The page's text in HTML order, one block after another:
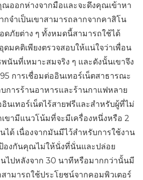
ออกห่างจากมือและจะดึงคุณเข้าหา
กจำเป็นเขาสามารถลากจากคาสิโน
ดภัยต่าง ๆ ทั้งหมดนี้สามารถใช้ได้
ดมคติเพียงตรวจสอบให้แน่ใจว่าเพื่อน
นที่เหมาะสมจริง ๆ และดังนั้นเขาจึง
การเชื่อมต่ออินเทอร์เน็ตสาธารณะ
การร้านอาหารและร้านกาแฟหลาย
นเทอร์เน็ตไร้สายฟรีและสำหรับผู้ที่ไม่
ขามีแนวโน้มที่จะมีเครื่องหนึ่งหรือ 2
ได้ เนื่องจากมันมีไว้สำหรับการใช้งาน
องกันคุณไม่ให้นั่งที่นั่นและปล่อย
นไปหลังจาก 30 นาทีหรือมากกว่านั้นมี
ามารถใช้ประโยชน์จากคอมพิวเตอร์